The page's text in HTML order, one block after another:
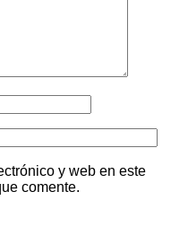
y web en este
comente.